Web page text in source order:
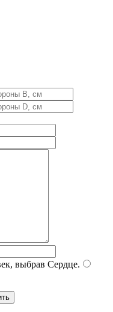
выбрав Сердце.